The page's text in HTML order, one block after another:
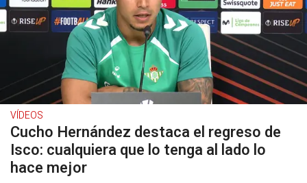
VÍDEOS
Cucho Hernández destaca el regreso de
Isco: cualquiera que lo tenga al lado lo
hace mejor